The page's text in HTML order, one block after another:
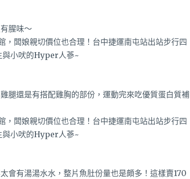
腥味～
腿還是有搭配雞胸的部份，運動完來吃優質蛋白質補
會有湯湯水水，整片魚肚份量也是頗多！這樣賣170